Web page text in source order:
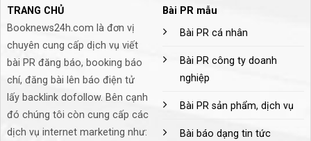
TRANG CHỦ
Booknews24h.com là đơn vị
chuyên cung cấp dịch vụ viết
bài PR đăng báo, booking báo
chí, đăng bài lên báo điện tử
lấy backlink dofollow. Bên cạnh
đó chúng tôi còn cung cấp các
dịch vụ internet marketing như:
Bài PR mẫu
Bài PR cá nhân
Bài PR công ty doanh
nghiệp
Bài PR sản phẩm, dịch vụ
Bài báo dạng tin tức